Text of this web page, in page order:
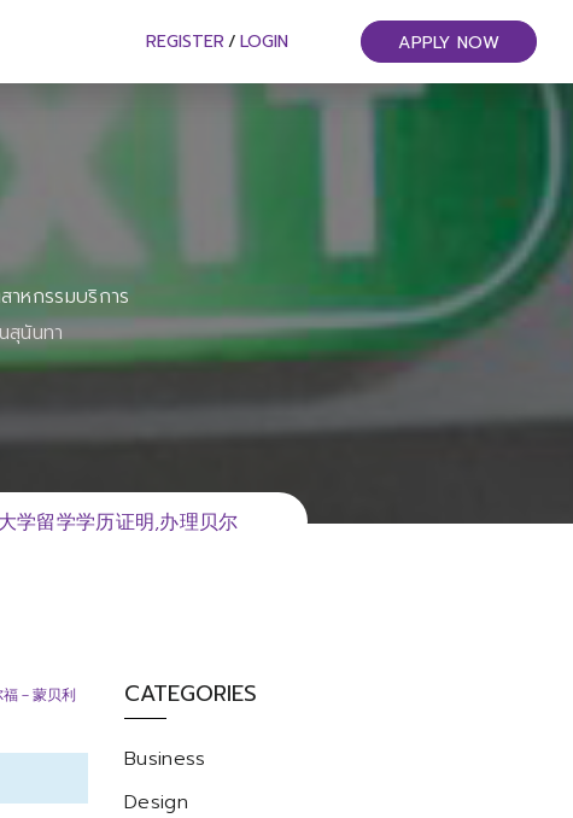
REGISTER / LOGIN APPLY NOW
าหกรรมบริการ
สุนันทา
学留学学历证明,办理贝尔
－蒙贝利
CATEGORIES
Business
Design